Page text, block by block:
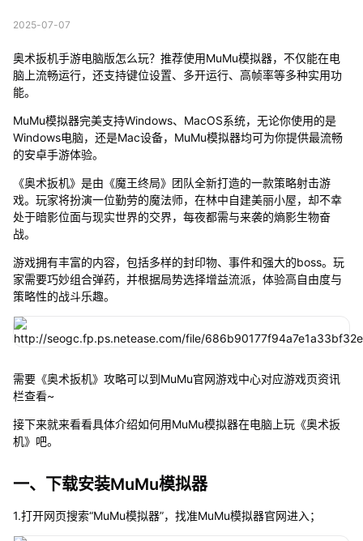
2025-07-07
奥术扳机手游电脑版怎么玩？推荐使用MuMu模拟器，不仅能在电
脑上流畅运行，还支持键位设置、多开运行、高帧率等多种实用功
能。
MuMu模拟器完美支持Windows、MacOS系统，无论你使用的是
Windows电脑，还是Mac设备，MuMu模拟器均可为你提供最流畅
的安卓手游体验。
《奥术扳机》是由《魔王终局》团队全新打造的一款策略射击游
戏。玩家将扮演一位勤劳的魔法师，在林中自建美丽小屋，却不幸
处于暗影位面与现实世界的交界，每夜都需与来袭的熵影生物奋
战。
游戏拥有丰富的内容，包括多样的封印物、事件和强大的boss。玩
家需要巧妙组合弹药，并根据局势选择增益流派，体验高自由度与
策略性的战斗乐趣。
需要《奥术扳机》攻略可以到MuMu官网游戏中心对应游戏页资讯
栏查看~
接下来就来看看具体介绍如何用MuMu模拟器在电脑上玩《奥术扳
机》吧。
一、下载安装MuMu模拟器
1.打开网页搜索“MuMu模拟器”，找准MuMu模拟器官网进入；